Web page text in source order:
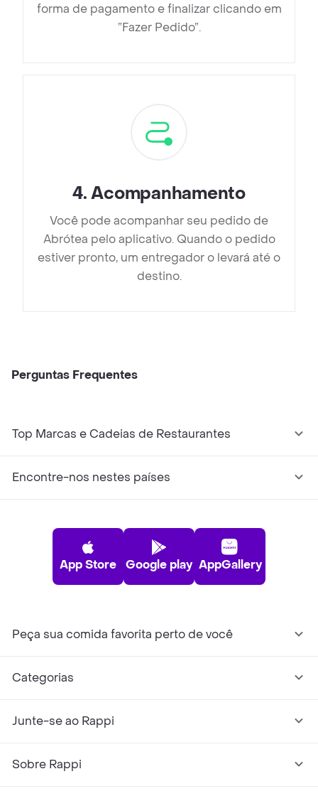
forma de pagamento e finalizar clicando em
”Fazer Pedido”.
4.Acompanhamento
Você pode acompanhar seu pedido de
Abrótea pelo aplicativo. Quando o pedido
estiver pronto, um entregador o levará até o
destino.
Perguntas Frequentes
Top Marcas e Cadeias de Restaurantes
Encontre-nos nestes países
App Store Google play AppGallery
Peça sua comida favorita perto de você
Categorias
Junte-se ao Rappi
Sobre Rappi